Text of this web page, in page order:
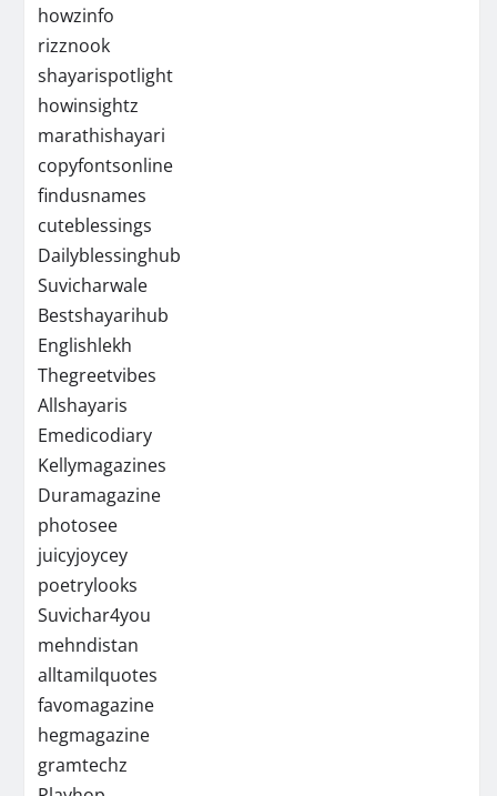
howzinfo
rizznook
shayarispotlight
howinsightz
marathishayari
copyfontsonline
findusnames
cuteblessings
Dailyblessinghub
Suvicharwale
Bestshayarihub
Englishlekh
Thegreetvibes
Allshayaris
Emedicodiary
Kellymagazines
Duramagazine
photosee
juicyjoycey
poetrylooks
Suvichar4you
mehndistan
alltamilquotes
favomagazine
hegmagazine
gramtechz